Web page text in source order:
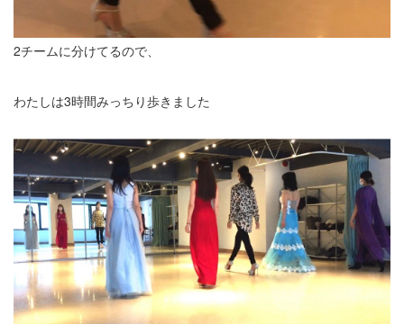
2チームに分けてるので、
わたしは3時間みっちり歩きました